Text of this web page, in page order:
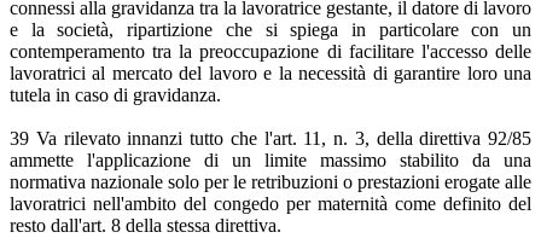
connessi alla gravidanza tra la lavoratrice gestante, il datore di lavoro
e la società, ripartizione che si spiega in particolare con un
contemperamento tra la preoccupazione di facilitare l'accesso delle
lavoratrici al mercato del lavoro e la necessità di garantire loro una
tutela in caso di gravidanza.
39 Va rilevato innanzi tutto che l'art. 11, n. 3, della direttiva 92/85
ammette l'applicazione di un limite massimo stabilito da una
normativa nazionale solo per le retribuzioni o prestazioni erogate alle
lavoratrici nell'ambito del congedo per maternità come definito del
resto dall'art. 8 della stessa direttiva.